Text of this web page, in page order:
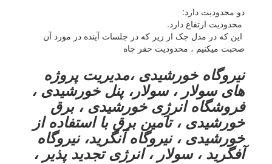
دو محدودیت دارد:
محدودیت ارتفاع دارد.
این که در مدل جک از زیر که در جلسات آینده در مورد آن
صحبت میکنیم ، محدودیت حفر چاه
نیروگاه خورشیدی ،مدیریت پروژه
های سولار ، سولار، پنل خورشیدی ،
فروشگاه انرژِی خورشیدی ، برق
خورشیدی ، تامین برق با استفاده از
خورشیدی ، نیروگاه آنگرید، نیروگاه
آفگرید ، سولار ، انرژی تجدید پذیر ،